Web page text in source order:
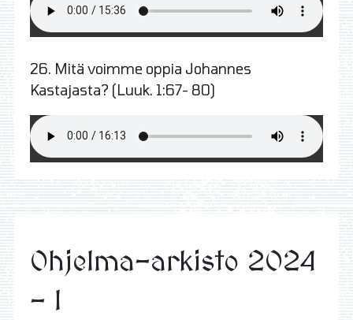
26. Mitä voimme oppia Johannes
Kastajasta? (Luuk. 1:67- 80)
Ohjelma-arkisto 2024
- I